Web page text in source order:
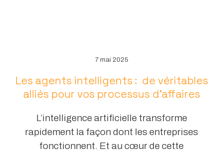
7 mai 2025
Les agents intelligents : de véritables
alliés pour vos processus d’affaires
L’intelligence artificielle transforme
rapidement la façon dont les entreprises
fonctionnent. Et au cœur de cette